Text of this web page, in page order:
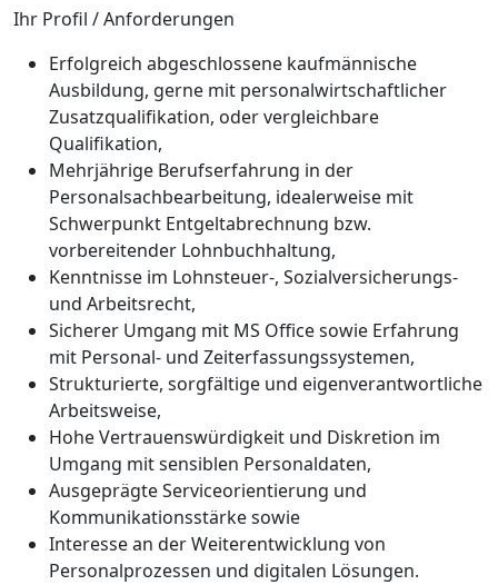
Ihr Profil / Anforderungen
Erfolgreich abgeschlossene kaufmännische
Ausbildung, gerne mit personalwirtschaftlicher
Zusatzqualifikation, oder vergleichbare
Qualifikation,
Mehrjährige Berufserfahrung in der
Personalsachbearbeitung, idealerweise mit
Schwerpunkt Entgeltabrechnung bzw.
vorbereitender Lohnbuchhaltung,
Kenntnisse im Lohnsteuer-, Sozialversicherungs-
und Arbeitsrecht,
Sicherer Umgang mit MS Office sowie Erfahrung
mit Personal- und Zeiterfassungssystemen,
Strukturierte, sorgfältige und eigenverantwortliche
Arbeitsweise,
Hohe Vertrauenswürdigkeit und Diskretion im
Umgang mit sensiblen Personaldaten,
Ausgeprägte Serviceorientierung und
Kommunikationsstärke sowie
Interesse an der Weiterentwicklung von
Personalprozessen und digitalen Lösungen.